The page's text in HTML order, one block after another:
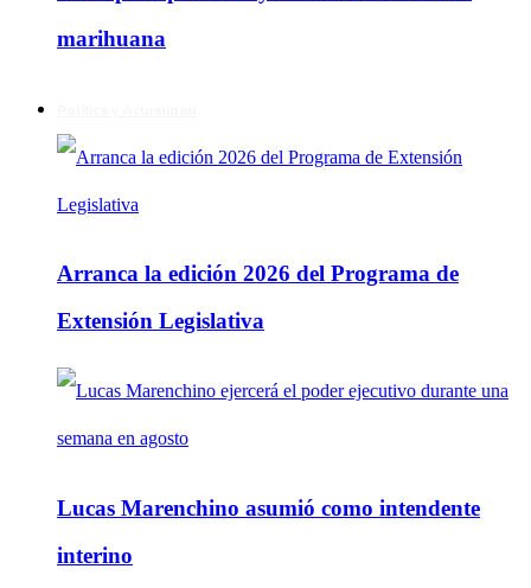
marihuana
Arranca la edición 2026 del Programa de
Extensión Legislativa
Lucas Marenchino asumió como intendente
interino